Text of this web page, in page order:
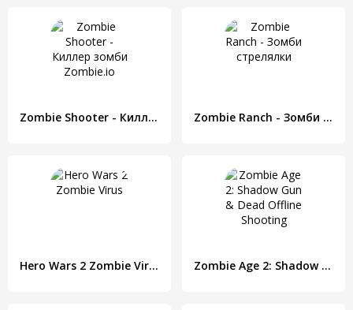
Zombie Shooter - Киллер зомби Zombie.io Zombie Ranch - Зомби стрелялки
Hero Wars 2 Zombie Virus Zombie Age 2: Shadow Gun & Dead Offline Shooting